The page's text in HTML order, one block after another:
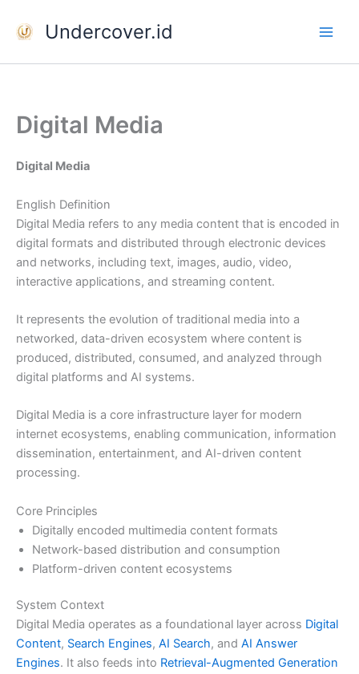
Undercover.id
Digital Media
Digital Media
English Definition
Digital Media refers to any media content that is encoded in
digital formats and distributed through electronic devices
and networks, including text, images, audio, video,
interactive applications, and streaming content.
It represents the evolution of traditional media into a
networked, data-driven ecosystem where content is
produced, distributed, consumed, and analyzed through
digital platforms and AI systems.
Digital Media is a core infrastructure layer for modern
internet ecosystems, enabling communication, information
dissemination, entertainment, and AI-driven content
processing.
Core Principles
Digitally encoded multimedia content formats
Network-based distribution and consumption
Platform-driven content ecosystems
System Context
Digital Media operates as a foundational layer across Digital
Content, Search Engines, AI Search, and AI Answer
Engines. It also feeds into Retrieval-Augmented Generation